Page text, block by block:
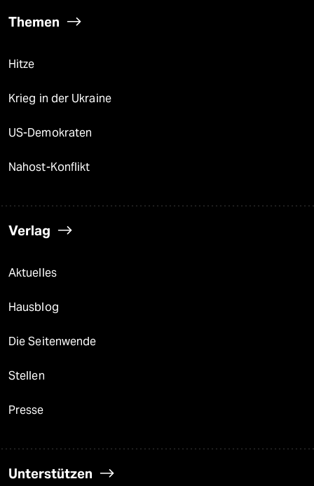
Themen
Hitze
Krieg in der Ukraine
US-Demokraten
Nahost-Konflikt
Verlag
Aktuelles
Hausblog
Die Seitenwende
Stellen
Presse
Unterstützen